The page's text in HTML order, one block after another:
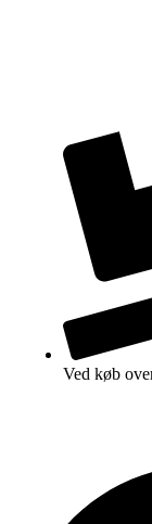
Ved køb